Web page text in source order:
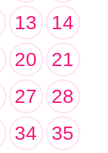
13
14
20
21
27
28
34
35